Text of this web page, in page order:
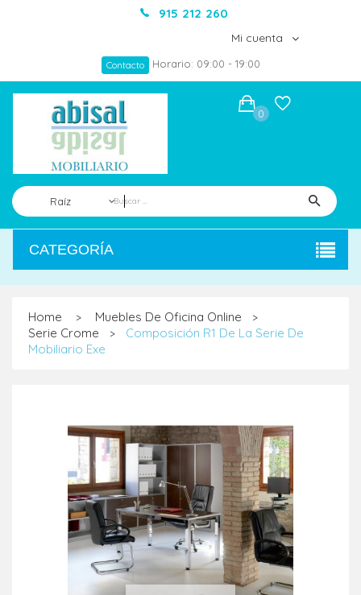
915 212 260
Mi cuenta
Contacto Horario: 09:00 - 19:00
Raíz
0
CATEGORÍA
Home > Muebles De Oficina Online >
Serie Crome >
Composición R1 De La Serie De
Mobiliario Exe